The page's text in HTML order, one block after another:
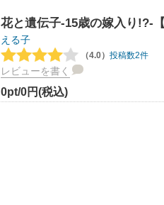
花と遺伝子-15歳の嫁入り!?-
える子
（4.0） 投稿数2件
レビューを書く
0pt/0円(税込)